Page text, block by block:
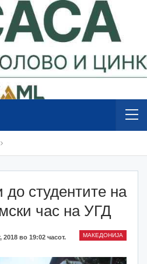
студентите на
час на УГД
МАКЕДОНИЈА
2018 во 19:02 часот.